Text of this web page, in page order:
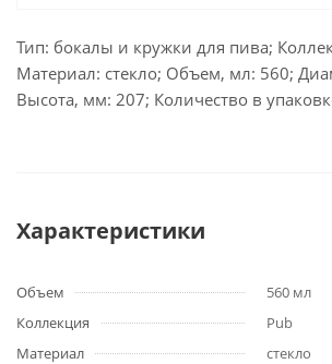
Тип: бокалы и кружки для пива;
Материал: стекло; Объем, мл: 560;
Высота, мм: 207; Количество в
Характеристики
Объем
560 мл
Коллекция
Pub
Материал
стекло